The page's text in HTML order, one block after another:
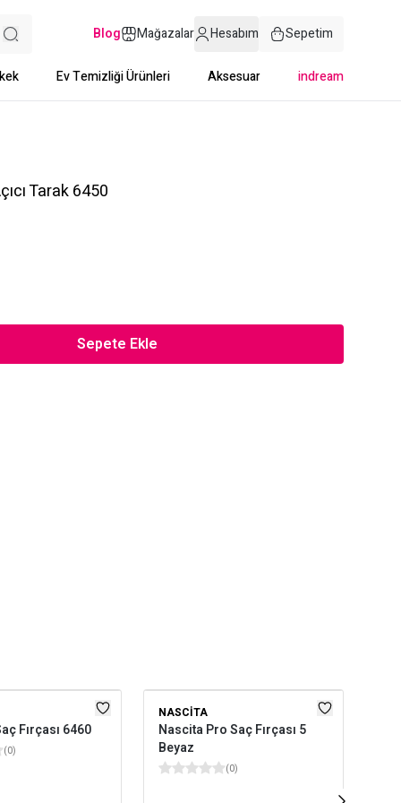
Blog Mağazalar Hesabım Sepetim
Ev Temizliği Ürünleri Aksesuar indream
Tarak 6450
Sepete Ekle
Fırçası 6460
(0)
NASCITA
Nascita Pro Saç Fırçası 5
Beyaz
(0)